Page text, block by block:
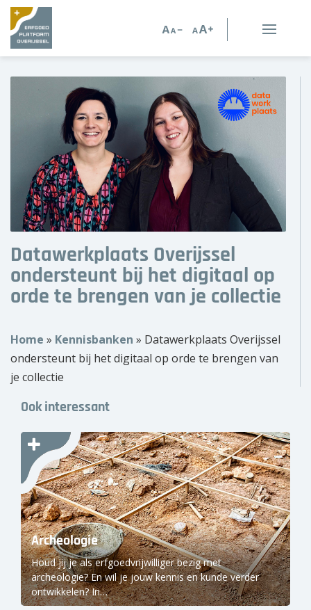
Erfgoedorganisaties
Verhalen
Kennis en advies
Kennisbank
Nieuws
Agenda
Over ons
Wie zijn wij?
Contact
Zoek
naar:
Datawerkplaats Overijssel
ondersteunt bij het digitaal op
orde te brengen van je collectie
Home » Kennisbanken » Datawerkplaats Overijssel
ondersteunt bij het digitaal op orde te brengen van
je collectie
Ook interessant
Archeologie
Houd jij je als erfgoedvrijwilliger bezig met
archeologie? En wil je jouw kennis en kunde verder
ontwikkelen? In…